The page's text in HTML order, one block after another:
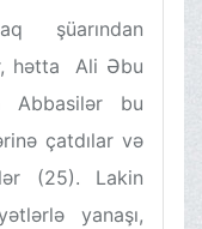
şüarından
hətta Ali Əbu
Abbasilər bu
çatdılar və
(25). Lakin
yanaşı,